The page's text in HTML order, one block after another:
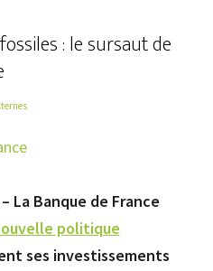
: le sursaut de
La Banque de France
politique
ses investissements